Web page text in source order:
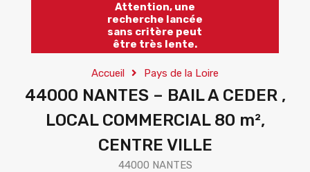
Attention, une
recherche lancée
sans critère peut
être très lente.
Accueil Pays de la Loire
44000 NANTES – BAIL A CEDER ,
LOCAL COMMERCIAL 80 m²,
CENTRE VILLE
44000 NANTES